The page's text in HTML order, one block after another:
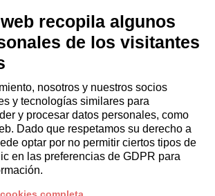
Huéspedes
recopila algunos
de los visitantes
nosotros y nuestros socios
y tecnologías similares para
y procesar datos personales, como
Dado que respetamos su derecho a
optar por no permitir ciertos tipos de
en las preferencias de GDPR para